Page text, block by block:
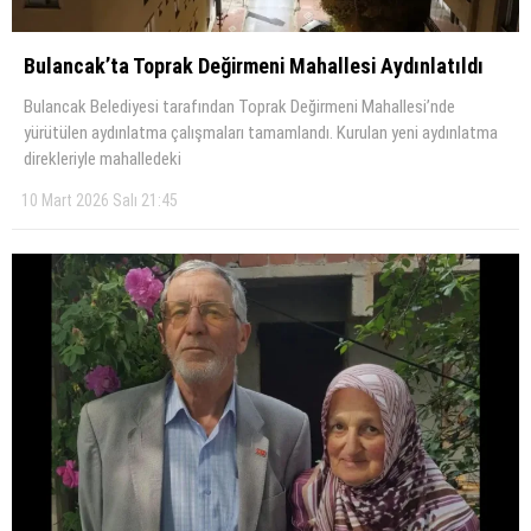
Bulancak’ta Toprak Değirmeni Mahallesi Aydınlatıldı
Bulancak Belediyesi tarafından Toprak Değirmeni Mahallesi’nde
yürütülen aydınlatma çalışmaları tamamlandı. Kurulan yeni aydınlatma
direkleriyle mahalledeki
10 Mart 2026 Salı 21:45